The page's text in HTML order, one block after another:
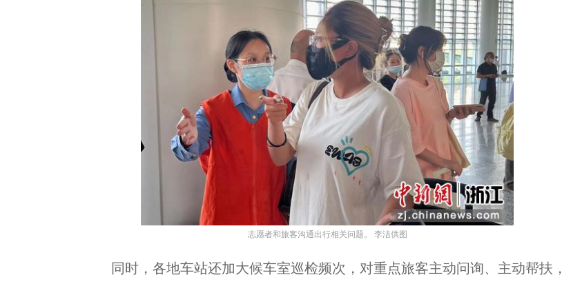
志愿者和旅客沟通出行相关问题。 李洁供图
同时，各地车站还加大候车室巡检频次，对重点旅客主动问询、主动帮扶，